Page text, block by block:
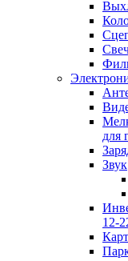
для
Звук
12-